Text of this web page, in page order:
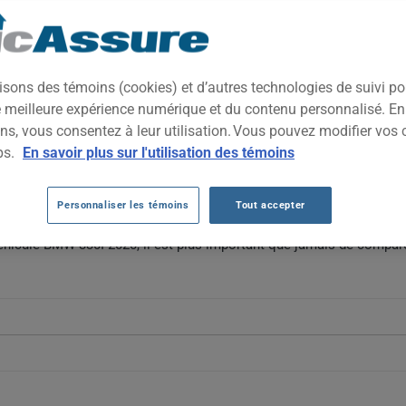
premium reconnue pour son équilibre entre performance,
dynamique et une image de prestige dans le segment des
330I 2020 AU FIL DES 5 DERNIÈRES
varient fortement, passant de 18306 $ en 2021 à 1519 $ en
à 2622 $ en 2025 et 2026. Après une forte fluctuation initiale,
BMW 330I 2020, il est plus important que jamais de
des témoins (cookies) et d’autres technologies de suivi
expérience numérique et du contenu personnalisé.
vous consentez à leur utilisation. Vous pouvez modifier vos
En savoir plus sur l'utilisation des témoins
Personnaliser les témoins Tout accepter